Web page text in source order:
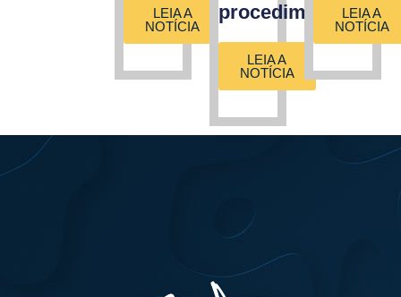
LEIA A
NOTÍCIA
procedimento
LEIA A
NOTÍCIA
LEIA A
NOTÍCIA